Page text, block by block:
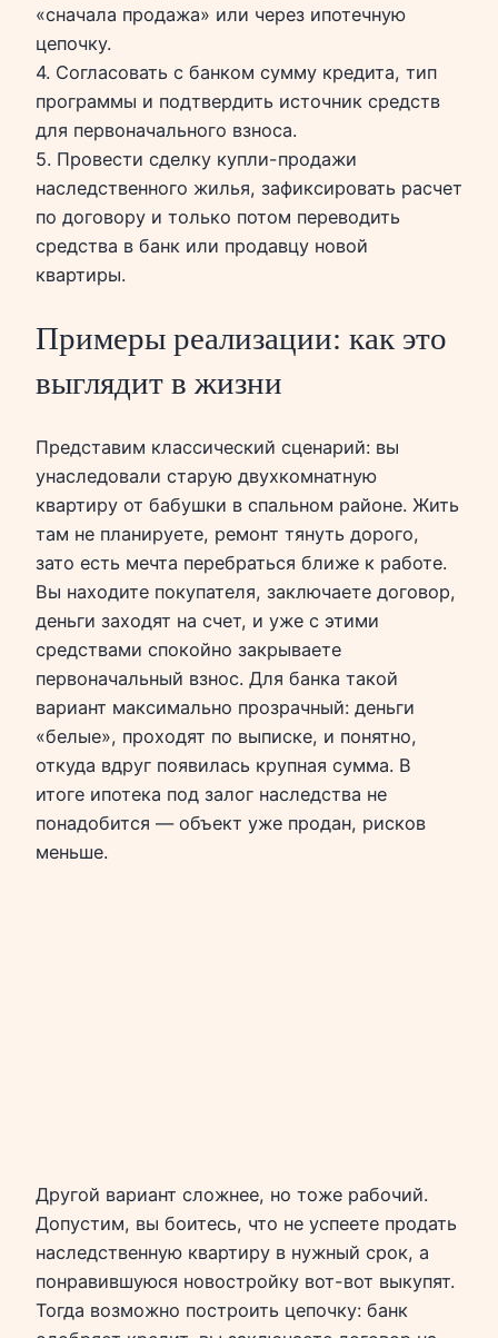
«сначала продажа» или через ипотечную
цепочку.
4. Согласовать с банком сумму кредита, тип
программы и подтвердить источник средств
для первоначального взноса.
5. Провести сделку купли-продажи
наследственного жилья, зафиксировать расчет
по договору и только потом переводить
средства в банк или продавцу новой
квартиры.
Примеры реализации: как это
выглядит в жизни
Представим классический сценарий: вы
унаследовали старую двухкомнатную
квартиру от бабушки в спальном районе. Жить
там не планируете, ремонт тянуть дорого,
зато есть мечта перебраться ближе к работе.
Вы находите покупателя, заключаете договор,
деньги заходят на счет, и уже с этими
средствами спокойно закрываете
первоначальный взнос. Для банка такой
вариант максимально прозрачный: деньги
«белые», проходят по выписке, и понятно,
откуда вдруг появилась крупная сумма. В
итоге ипотека под залог наследства не
понадобится — объект уже продан, рисков
меньше.
Другой вариант сложнее, но тоже рабочий.
Допустим, вы боитесь, что не успеете продать
наследственную квартиру в нужный срок, а
понравившуюся новостройку вот-вот выкупят.
Тогда возможно построить цепочку: банк